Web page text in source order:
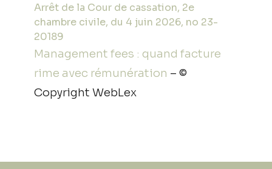
Arrêt de la Cour de cassation, 2e
chambre civile, du 4 juin 2026, no 23-
20189
Management fees : quand facture
rime avec rémunération – ©
Copyright WebLex